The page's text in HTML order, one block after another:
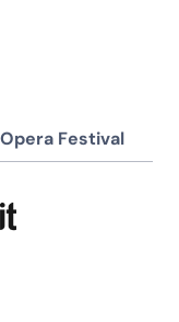
Festival